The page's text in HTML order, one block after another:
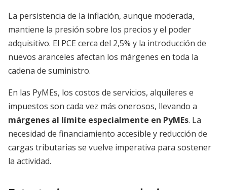
La persistencia de la inflación, aunque moderada,
mantiene la presión sobre los precios y el poder
adquisitivo. El PCE cerca del 2,5% y la introducción de
nuevos aranceles afectan los márgenes en toda la
cadena de suministro.
En las PyMEs, los costos de servicios, alquileres e
impuestos son cada vez más onerosos, llevando a
márgenes al límite especialmente en PyMEs. La
necesidad de financiamiento accesible y reducción de
cargas tributarias se vuelve imperativa para sostener
la actividad.